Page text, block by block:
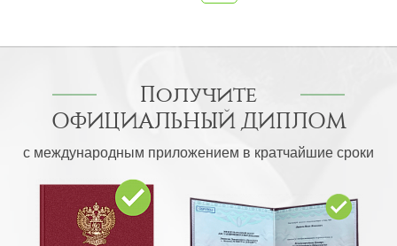
Получите
ОФИЦИАЛЬНЫЙ ДИПЛОМ
с международным приложением в кратчайшие сроки